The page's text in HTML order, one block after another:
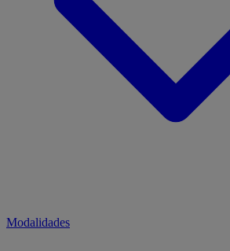
Modalidades